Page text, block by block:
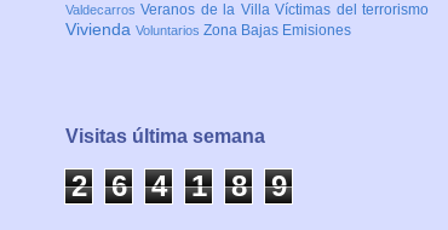
ValdecarrosVeranos de la VillaVíctimas del terrorismo
Vivienda Voluntarios Zona Bajas Emisiones
Visitas última semana
2 6 4 1 9 0